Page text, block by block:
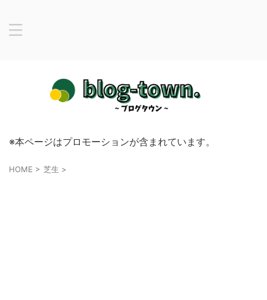
※本ページはプロモーションが含まれています。
HOME > 芝生 >